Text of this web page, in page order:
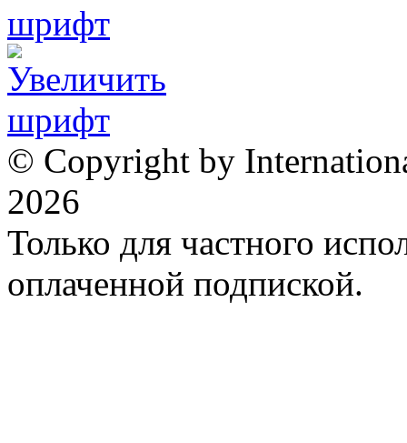
© Copyright by
2026
Только для частного
оплаченной подпиской.